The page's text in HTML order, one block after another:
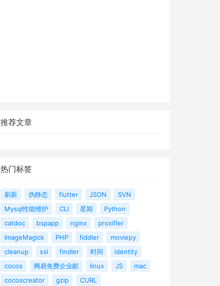
推荐文章
热门标签
刷新 伪静态 flutter JSON
SVN
Mysql性能维护
CLI 星期
Python
catdoc
bspapp nginx
proxifler
ImageMagick
PHP fiddler
moviepy
cleanup
ssl findler 时间
identity
cocos
网易免费企业邮 linux JS
mac
cocoscreator
gzip CURL